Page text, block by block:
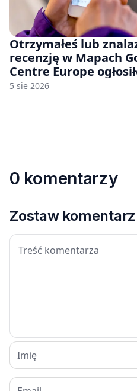
Otrzymałeś lub
recenzję w Mapach
Centre Europe
odwoławczą dla firm
5 sie 2026
0 komentarzy
Zostaw komentarz